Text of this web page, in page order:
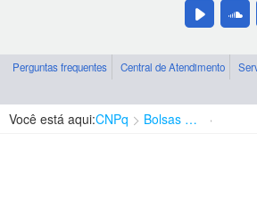
Perguntas frequentes Central de Atendimento
Você está aqui:CNPq Bolsas e Auxílios Vigentes